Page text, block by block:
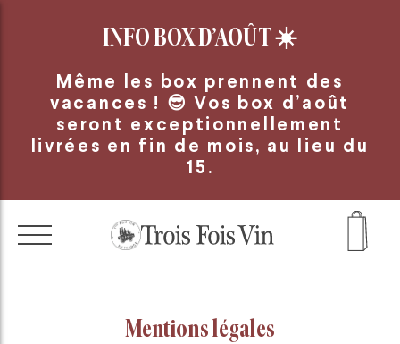
INFO BOX D’AOÛT☀️
Même les box prennent des
vacances ! 😎 Vos box d’août
seront exceptionnellement
livrées en fin de mois, au lieu du
15.
Mentions légales